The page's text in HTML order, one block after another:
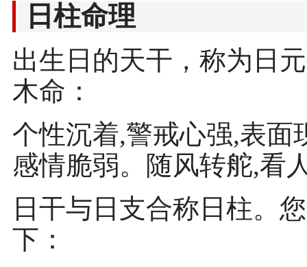
日柱命理
出生日的天干，称为日
木命：
个性沉着,警戒心强,表面
感情脆弱。随风转舵,看
日干与日支合称日柱。
下：